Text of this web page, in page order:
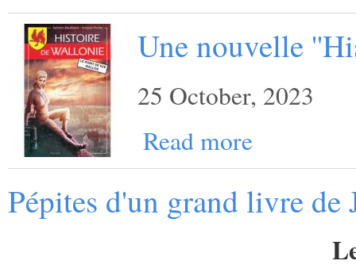
Une nouvelle
25 October, 2023
Read more
Pépites d'un grand livre de